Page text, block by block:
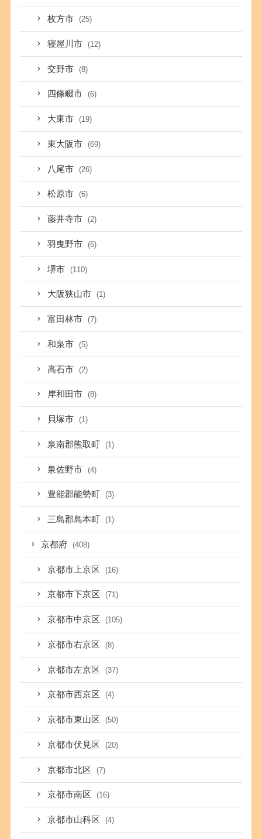
枚方市 (25)
寝屋川市 (12)
交野市 (8)
四條畷市 (6)
大東市 (19)
東大阪市 (69)
八尾市 (26)
松原市 (6)
藤井寺市 (2)
羽曳野市 (6)
堺市 (110)
大阪狭山市 (1)
富田林市 (7)
和泉市 (5)
高石市 (2)
岸和田市 (8)
貝塚市 (1)
泉南郡熊取町 (1)
泉佐野市 (4)
豊能郡能勢町 (3)
三島郡島本町 (1)
京都府 (408)
京都市上京区 (16)
京都市下京区 (71)
京都市中京区 (105)
京都市右京区 (8)
京都市左京区 (37)
京都市西京区 (4)
京都市東山区 (50)
京都市伏見区 (20)
京都市北区 (7)
京都市南区 (16)
京都市山科区 (4)